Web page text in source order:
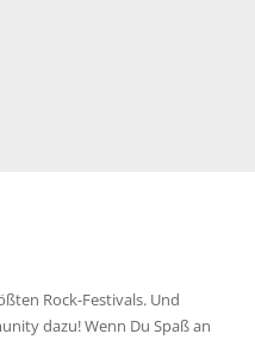
Rock-Festivals. Und
dazu! Wenn Du Spaß an